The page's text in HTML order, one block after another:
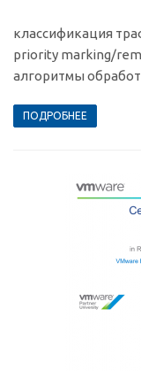
классификация
priority marking/
алгоритмы
ПОДРОБНЕЕ